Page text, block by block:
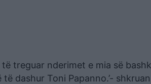
treguar nderimet e mia së
dashur Toni Papanno.’-